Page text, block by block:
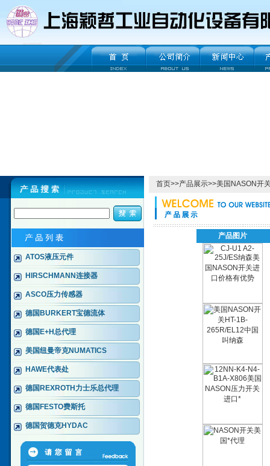
ATOS液压元件
HIRSCHMANN连接器
ASCO压力传感器
德国BURKERT宝德流体
德国E+H总代理
美国纽曼帝克NUMATICS
HAWE代表处
德国REXROTH力士乐总代理
德国FESTO费斯托
德国贺德克HYDAC
首页>>产品展示>>美国NASON开
产品图片